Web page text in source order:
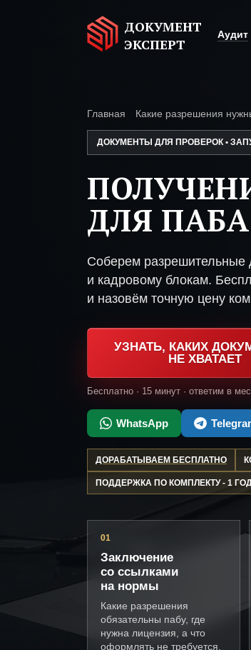
ДОКУМЕНТ
ЭКСПЕРТ
Аудит
Главная Какие разрешения
ДОКУМЕНТЫ ДЛЯ ПРОВЕРОК •
ДЛЯ ПАБА
Соберем разрешительные
и кадровому блокам.
и назовём точную цену
УЗНАТЬ, КАКИХ
НЕ ХВАТАЕТ
Бесплатно · 15 минут · ответим в
WhatsApp
ДОРАБАТЫВАЕМ БЕСПЛАТНО
ПОДДЕРЖКА ПО КОМПЛЕКТУ - 1
01
Заключение
со ссылками
на нормы
Какие разрешения
обязательны пабу, где
нужна лицензия, а что
оформлять не требуется.